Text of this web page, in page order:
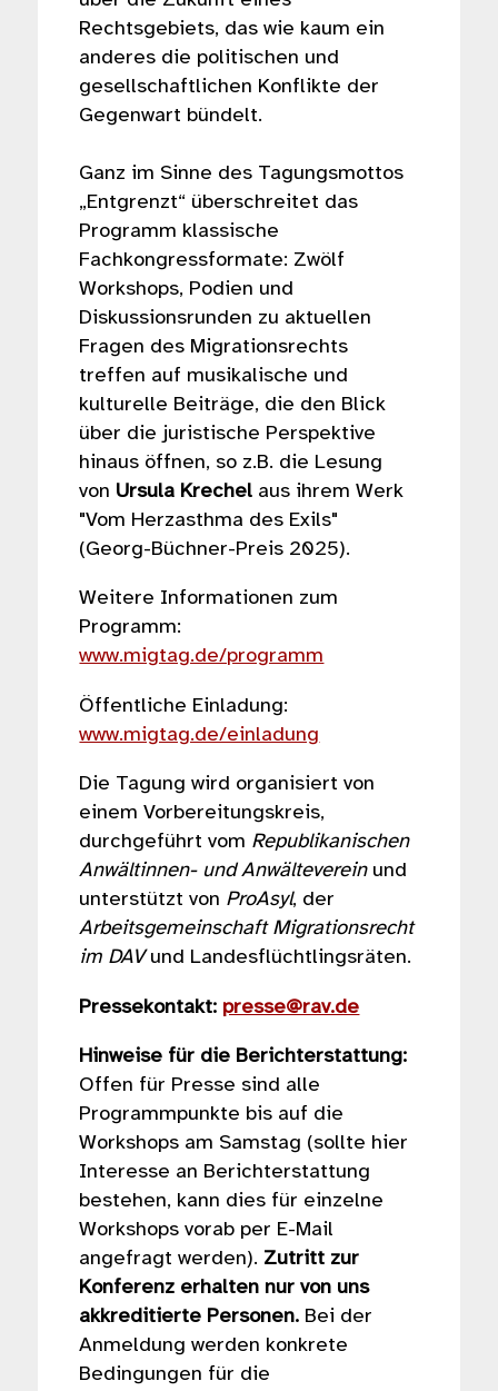
Rechtsgebiets, das wie kaum ein
anderes die politischen und
gesellschaftlichen Konflikte der
Gegenwart bündelt.
Ganz im Sinne des Tagungsmottos
„Entgrenzt“ überschreitet das
Programm klassische
Fachkongressformate: Zwölf
Workshops, Podien und
Diskussionsrunden zu aktuellen
Fragen des Migrationsrechts
treffen auf musikalische und
kulturelle Beiträge, die den Blick
über die juristische Perspektive
hinaus öffnen, so z.B. die Lesung
von Ursula Krechel aus ihrem Werk
"Vom Herzasthma des Exils"
(Georg-Büchner-Preis 2025).
Weitere Informationen zum
Programm:
www.migtag.de/programm
Öffentliche Einladung:
www.migtag.de/einladung
Die Tagung wird organisiert von
einem Vorbereitungskreis,
durchgeführt vom Republikanischen
Anwältinnen- und Anwältevereinund
unterstützt von ProAsyl, der
Arbeitsgemeinschaft Migrationsrecht
im DAVund Landesflüchtlingsräten.
Pressekontakt: presse@rav.de
Hinweise für die Berichterstattung:
Offen für Presse sind alle
Programmpunkte bis auf die
Workshops am Samstag (sollte hier
Interesse an Berichterstattung
bestehen, kann dies für einzelne
Workshops vorab per E-Mail
angefragt werden). Zutritt zur
Konferenz erhalten nur von uns
akkreditierte Personen. Bei der
Anmeldung werden konkrete
Bedingungen für die